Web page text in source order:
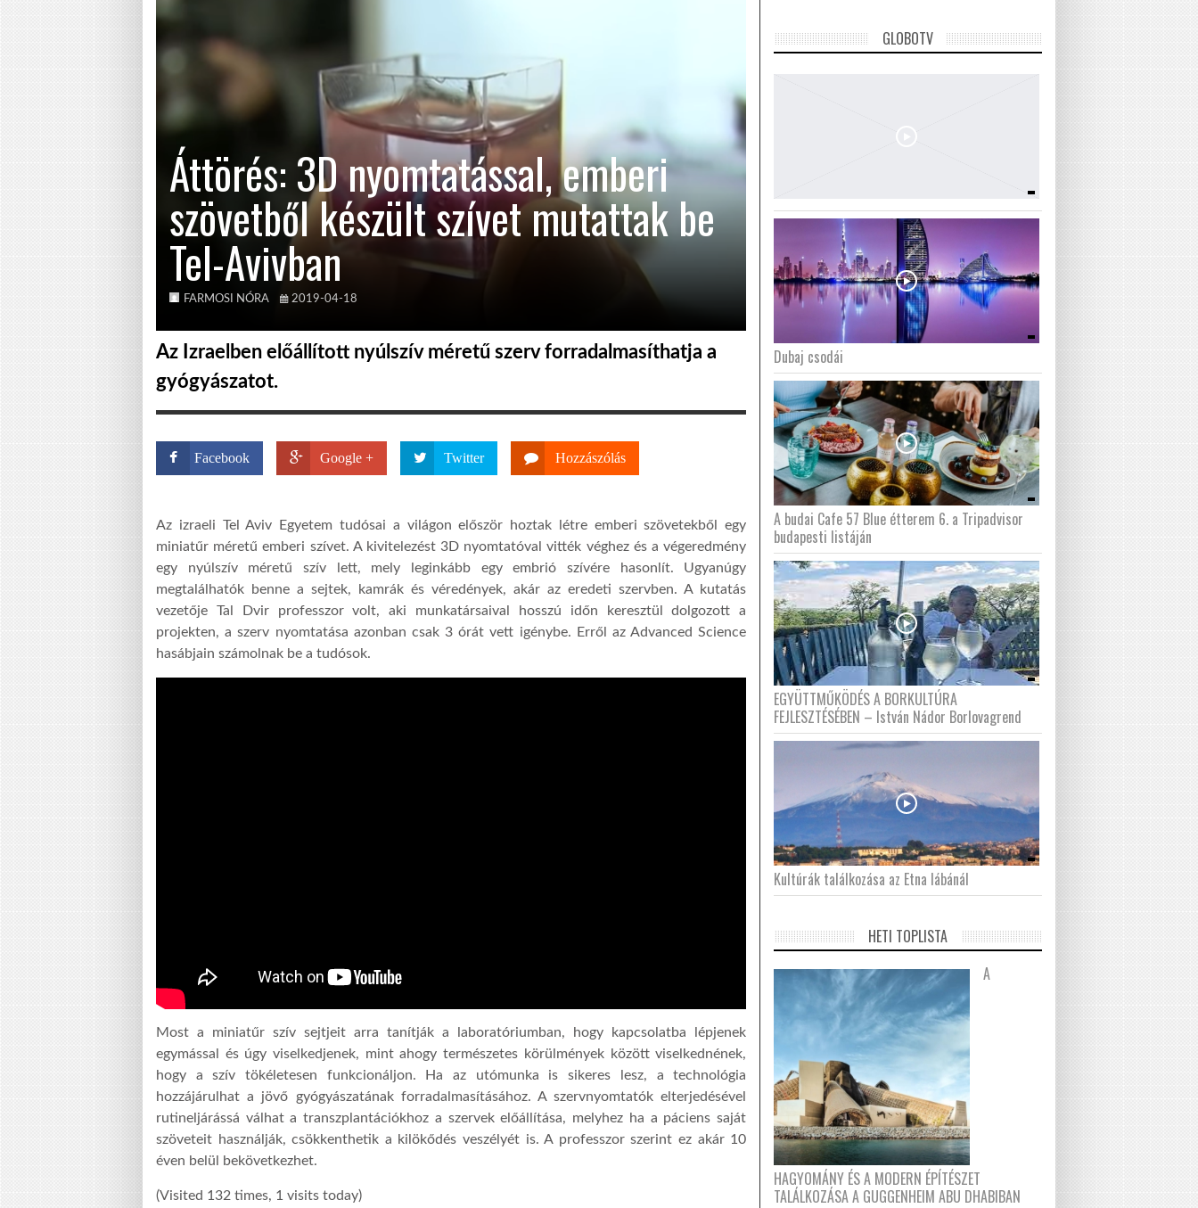
Áttörés: 3D nyomtatással, emberi
szövetből készült szívet mutattak be
Tel-Avivban
FARMOSI NÓRA 2019-04-18
Az Izraelben előállított nyúlszív méretű szerv forradalmasíthatja a
gyógyászatot.
Facebook Google + Twitter Hozzászólás
Az izraeli Tel Aviv Egyetem tudósai a világon először hoztak létre emberi szövetekből egy
miniatűr méretű emberi szívet. A kivitelezést 3D nyomtatóval vitték véghez és a végeredmény
egy nyúlszív méretű szív lett, mely leginkább egy embrió szívére hasonlít. Ugyanúgy
megtalálhatók benne a sejtek, kamrák és véredények, akár az eredeti szervben. A kutatás
vezetője Tal Dvir professzor volt, aki munkatársaival hosszú időn keresztül dolgozott a
projekten, a szerv nyomtatása azonban csak 3 órát vett igénybe. Erről az Advanced Science
hasábjain számolnak be a tudósok.
Most a miniatűr szív sejtjeit arra tanítják a laboratóriumban, hogy kapcsolatba lépjenek
egymással és úgy viselkedjenek, mint ahogy természetes körülmények között viselkednének,
hogy a szív tökéletesen funkcionáljon. Ha az utómunka is sikeres lesz, a technológia
hozzájárulhat a jövő gyógyászatának forradalmasításához. A szervnyomtatók elterjedésével
rutineljárássá válhat a transzplantációkhoz a szervek előállítása, melyhez ha a páciens saját
szöveteit használják, csökkenthetik a kilökődés veszélyét is. A professzor szerint ez akár 10
éven belül bekövetkezhet.
(Visited 132 times, 1 visits today)
GLOBOTV
Dubaj csodái
A budai Cafe 57 Blue étterem 6. a Tripadvisor
budapesti listáján
EGYÜTTMŰKÖDÉS A BORKULTÚRA
FEJLESZTÉSÉBEN – István Nádor Borlovagrend
Kultúrák találkozása az Etna lábánál
HETI TOPLISTA
A
HAGYOMÁNY ÉS A MODERN ÉPÍTÉSZET
TALÁLKOZÁSA A GUGGENHEIM ABU DHABIBAN